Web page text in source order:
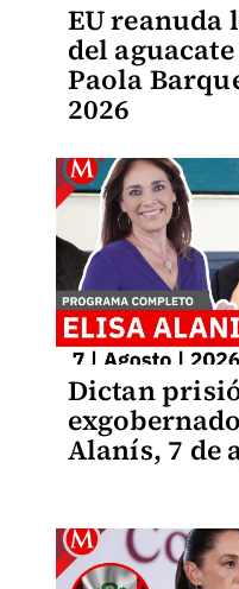
EU
del
Paola
2026
Dictan
Alanís, 7 de